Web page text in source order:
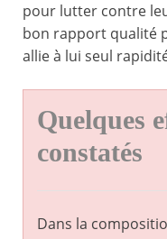
pour lutter contre
bon rapport qualité
allie à lui seul
Quelques
constatés
Dans la